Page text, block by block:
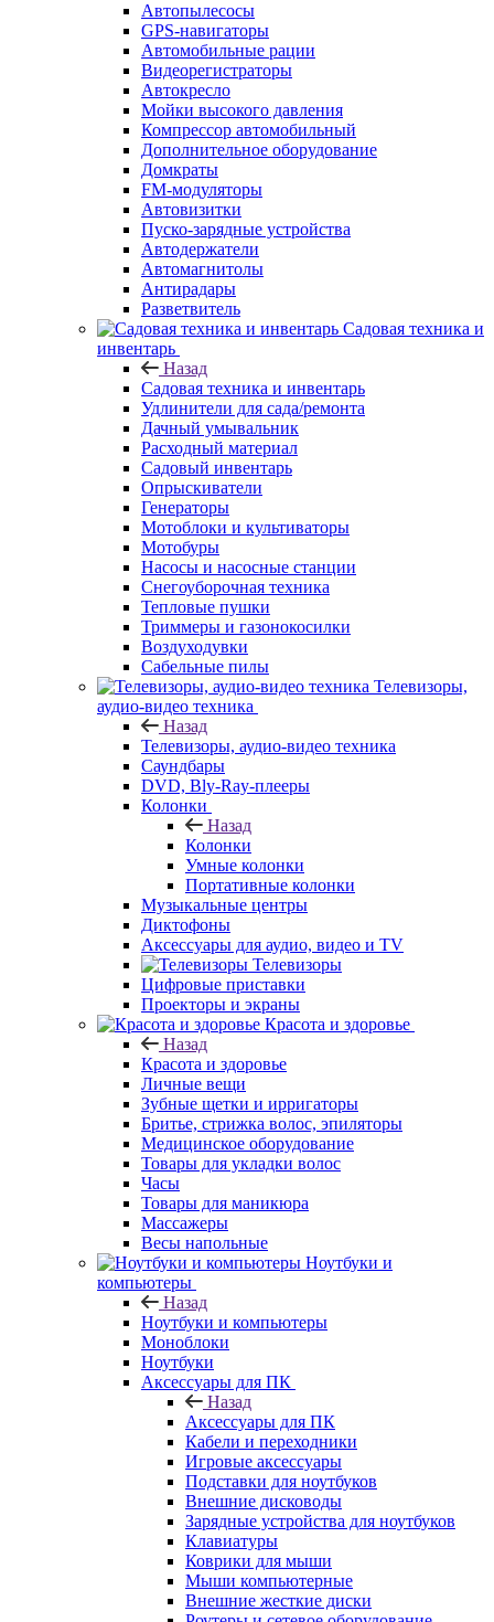
Автопылесосы
GPS-навигаторы
Автомобильные рации
Видеорегистраторы
Автокресло
Мойки высокого давления
Компрессор автомобильный
Дополнительное оборудование
Домкраты
FM-модуляторы
Автовизитки
Пуско-зарядные устройства
Автодержатели
Автомагнитолы
Антирадары
Разветвитель
Садовая техника и
инвентарь
Назад
Садовая техника и инвентарь
Удлинители для сада/ремонта
Дачный умывальник
Расходный материал
Садовый инвентарь
Опрыскиватели
Генераторы
Мотоблоки и культиваторы
Мотобуры
Насосы и насосные станции
Снегоуборочная техника
Тепловые пушки
Триммеры и газонокосилки
Воздуходувки
Сабельные пилы
Телевизоры,
аудио-видео техника
Назад
Телевизоры, аудио-видео техника
Саундбары
DVD, Bly-Ray-плееры
Колонки
Назад
Колонки
Умные колонки
Портативные колонки
Музыкальные центры
Диктофоны
Аксессуары для аудио, видео и TV
Телевизоры
Цифровые приставки
Проекторы и экраны
Красота и здоровье
Назад
Красота и здоровье
Личные вещи
Зубные щетки и ирригаторы
Бритье, стрижка волос, эпиляторы
Медицинское оборудование
Товары для укладки волос
Часы
Товары для маникюра
Массажеры
Весы напольные
Ноутбуки и
компьютеры
Назад
Ноутбуки и компьютеры
Моноблоки
Ноутбуки
Аксессуары для ПК
Назад
Аксессуары для ПК
Кабели и переходники
Игровые аксессуары
Подставки для ноутбуков
Внешние дисководы
Зарядные устройства для ноутбуков
Клавиатуры
Коврики для мыши
Мыши компьютерные
Внешние жесткие диски